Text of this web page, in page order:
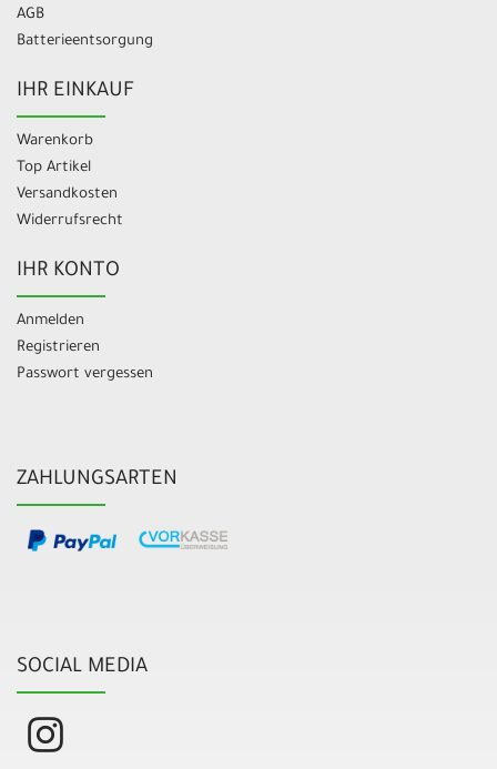
AGB
Batterieentsorgung
IHR EINKAUF
Warenkorb
Top Artikel
Versandkosten
Widerrufsrecht
IHR KONTO
Anmelden
Registrieren
Passwort vergessen
ZAHLUNGSARTEN
SOCIAL MEDIA